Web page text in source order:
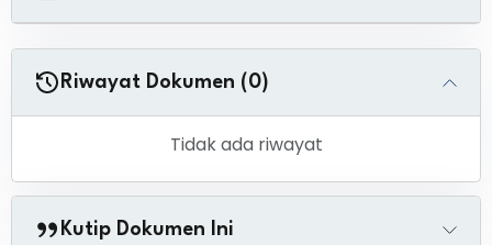
Riwayat Dokumen (0)
Tidak ada riwayat
Kutip Dokumen Ini